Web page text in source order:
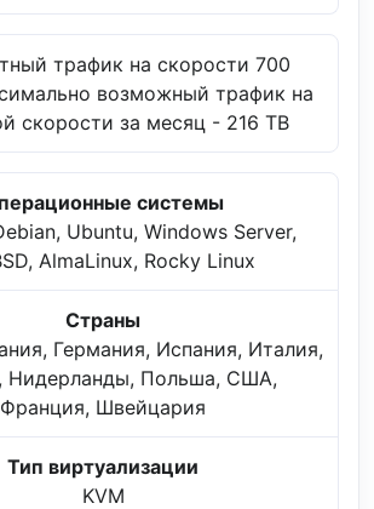
трафик на скорости 700
возможный трафик на
скорости за месяц - 216 TB
системы
Ubuntu, Windows Server,
AlmaLinux, Rocky Linux
Страны
Германия, Испания, Италия,
Нидерланды, Польша, США,
Франция, Швейцария
Тип виртуализации
KVM